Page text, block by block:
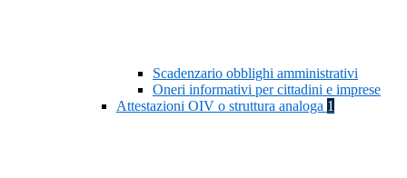
Scadenzario obblighi amministrativi
Oneri informativi per cittadini e imprese
Attestazioni OIV o struttura analoga 1